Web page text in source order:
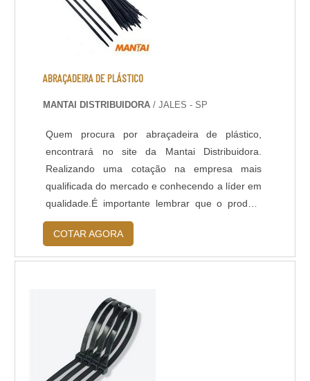
ABRAÇADEIRA DE PLÁSTICO
MANTAI DISTRIBUIDORA/ JALES - SP
Quem procura por abraçadeira de plástico,
encontrará no site da Mantai Distribuidora.
Realizando uma cotação na empresa mais
qualificada do mercado e conhecendo a líder em
qualidade.É importante lembrar que o produto
deve sempre ser adquirido com empresas
especializadas no segmento. Esse tipo de
cuidado ajuda a garantir a qualidade e
defeituosas. ...
COTAR AGORA